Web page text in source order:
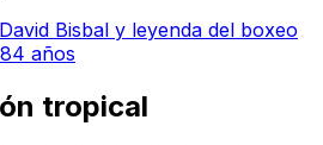
Bisbal y leyenda del boxeo
años
tropical